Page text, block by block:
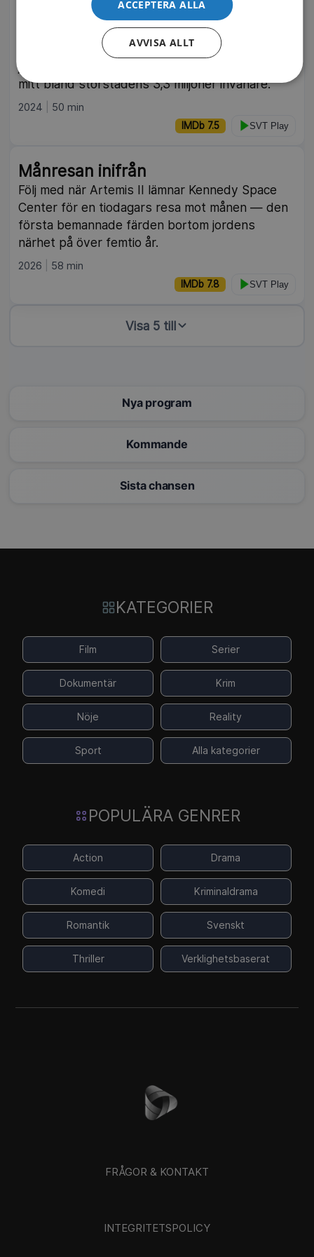
Välkommen till San Diego, USA:s vildaste
storstad. Bevittna doppingarnas
parningsritualer, späckhuggarnas dramatiska
mitt bland storstadens 3,3 miljoner invånare.
2024 50 min
IMDb 7.5 SVT Play
Månresan inifrån
Följ med när Artemis II lämnar Kennedy Space
Center för en tiodagars resa mot månen — den
första bemannade färden bortom jordens
närhet på över femtio år.
2026 58 min
IMDb 7.8 SVT Play
Visa 5 till
Nya program
Kommande
Sista chansen
KATEGORIER
Film Serier
Dokumentär Krim
Nöje Reality
Sport Alla kategorier
POPULÄRA GENRER
Action Drama
Komedi Kriminaldrama
Romantik Svenskt
Thriller Verklighetsbaserat
FRÅGOR & KONTAKT
INTEGRITETSPOLICY
ACCEPTERA ALLA
AVVISA ALLT